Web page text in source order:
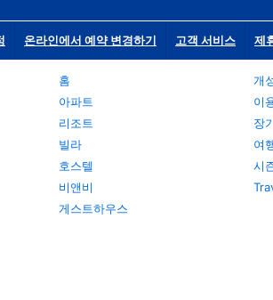
온라인에서 예약 변경하기 고객 서비스 제
홈
아파트
리조트
빌라
호스텔
비앤비
게스트하우스
개
이
장
여
시